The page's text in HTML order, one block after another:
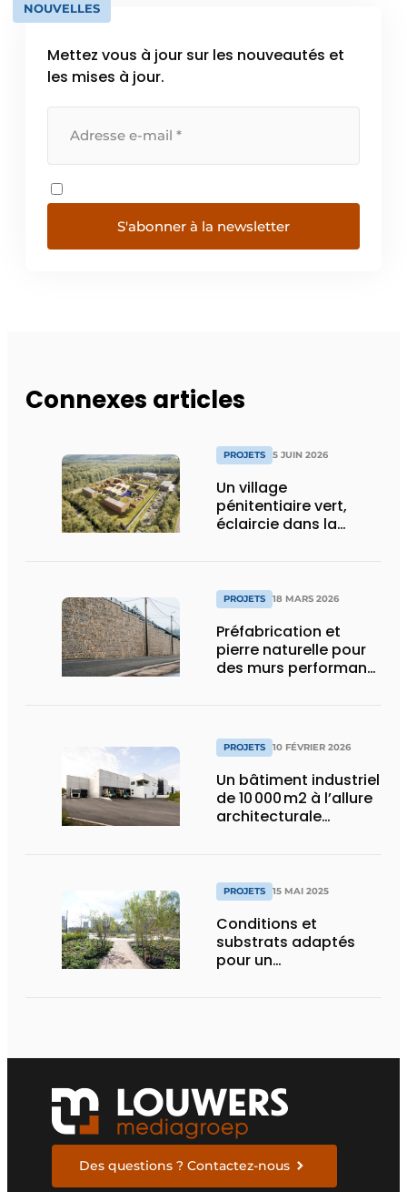
NOUVELLES
Mettez vous à jour sur les nouveautés et
les mises à jour.
S'abonner à la newsletter
Connexes articles
PROJETS 5 JUIN 2026
Un village
pénitentiaire vert,
éclaircie dans la
PROJETS 18 MARS 2026
Préfabrication et
pierre naturelle pour
des murs performants
PROJETS 10 FÉVRIER 2026
Un bâtiment industriel
de 10 000 m2 à l’allure
architecturale
PROJETS 15 MAI 2025
Conditions et
substrats adaptés
pour un
Des questions ? Contactez-nous